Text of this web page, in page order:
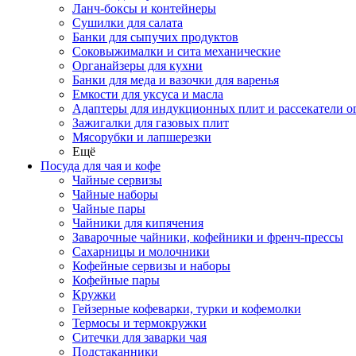
Ланч-боксы и контейнеры
Сушилки для салата
Банки для сыпучих продуктов
Соковыжималки и сита механические
Органайзеры для кухни
Банки для меда и вазочки для варенья
Емкости для уксуса и масла
Адаптеры для индукционных плит и рассекатели
Зажигалки для газовых плит
Мясорубки и лапшерезки
Ещё
Посуда для чая и кофе
Чайные сервизы
Чайные наборы
Чайные пары
Чайники для кипячения
Заварочные чайники, кофейники и френч-прессы
Сахарницы и молочники
Кофейные сервизы и наборы
Кофейные пары
Кружки
Гейзерные кофеварки, турки и кофемолки
Термосы и термокружки
Ситечки для заварки чая
Подстаканники